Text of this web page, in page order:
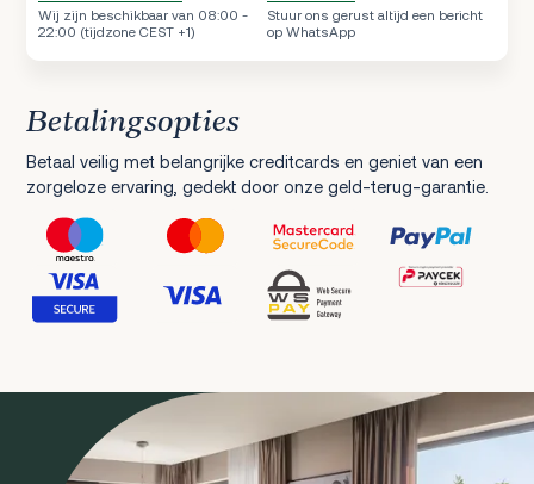
Wij zijn beschikbaar van 08:00 -
22:00 (tijdzone CEST +1)
Stuur ons gerust altijd een bericht
op WhatsApp
Betalingsopties
Betaal veilig met belangrijke creditcards en geniet van een
zorgeloze ervaring, gedekt door onze geld-terug-garantie.